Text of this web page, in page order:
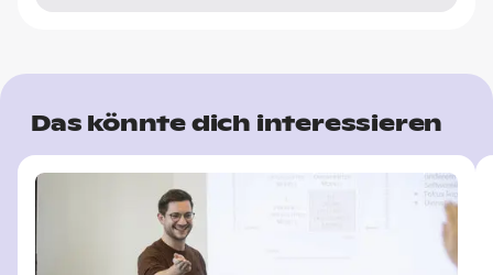
Das könnte dich interessieren